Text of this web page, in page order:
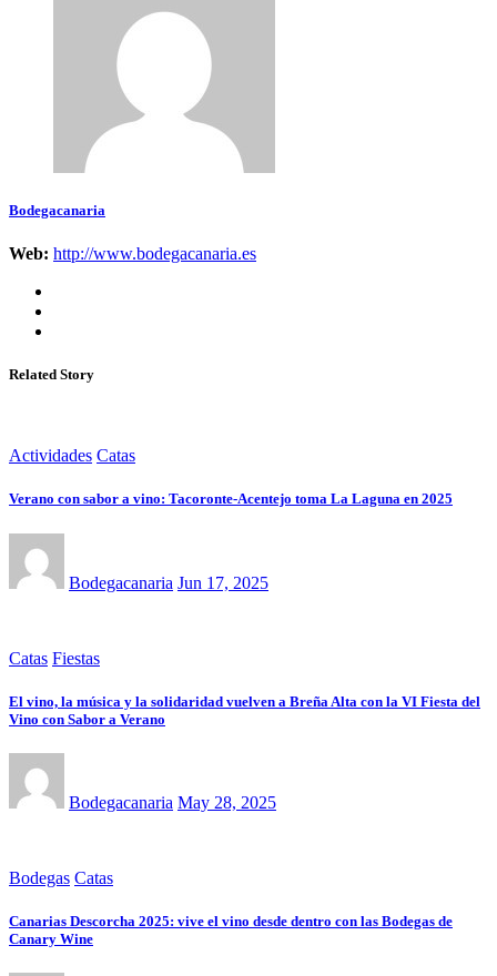
Bodegacanaria
Web: http://www.bodegacanaria.es
Related Story
Actividades Catas
Verano con sabor a vino: Tacoronte-Acentejo toma La Laguna en 2025
Bodegacanaria Jun 17, 2025
Catas Fiestas
El vino, la música y la solidaridad vuelven a Breña Alta con la VI Fiesta del
Vino con Sabor a Verano
Bodegacanaria May 28, 2025
Bodegas Catas
Canarias Descorcha 2025: vive el vino desde dentro con las Bodegas de
Canary Wine